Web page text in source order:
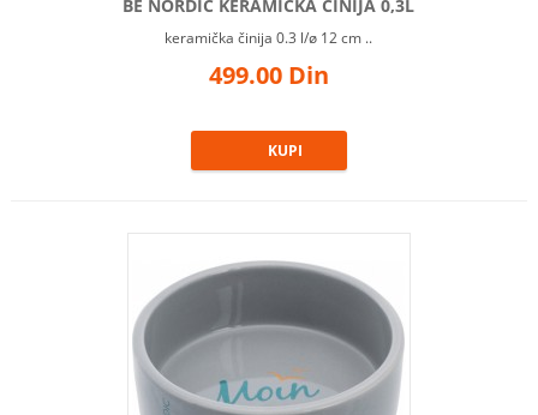
BE NORDIC KERAMIČKA ČINIJA 0,3L
keramička činija 0.3 l/ø 12 cm ..
499.00 Din